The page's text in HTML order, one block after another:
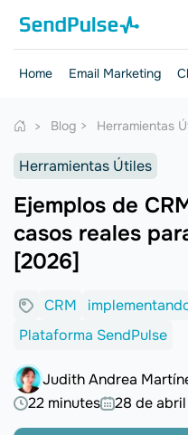
Home Email Marketing
Blog Herramientas
Herramientas Útiles
Ejemplos de
casos reales
[2026]
CRM
Plataforma SendPulse
Judith Andrea
22 minutes
28 de